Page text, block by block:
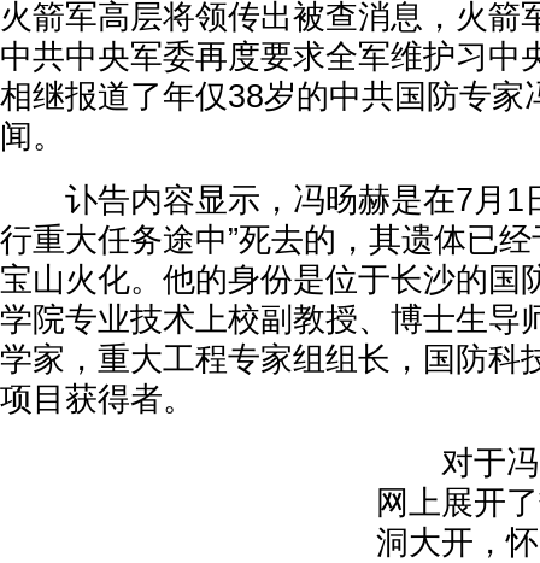
火箭军高层将领传出被查消息，火箭
中共中央军委再度要求全军维护习中
相继报道了年仅38岁的中共国防专家
闻。
讣告内容显示，冯旸赫是在7月1
行重大任务途中”死去的，其遗体已
宝山火化。他的身份是位于长沙的国
学院专业技术上校副教授、博士生导
学家，重大工程专家组组长，国防科
项目获得者。
对于冯
网上展开
洞大开，